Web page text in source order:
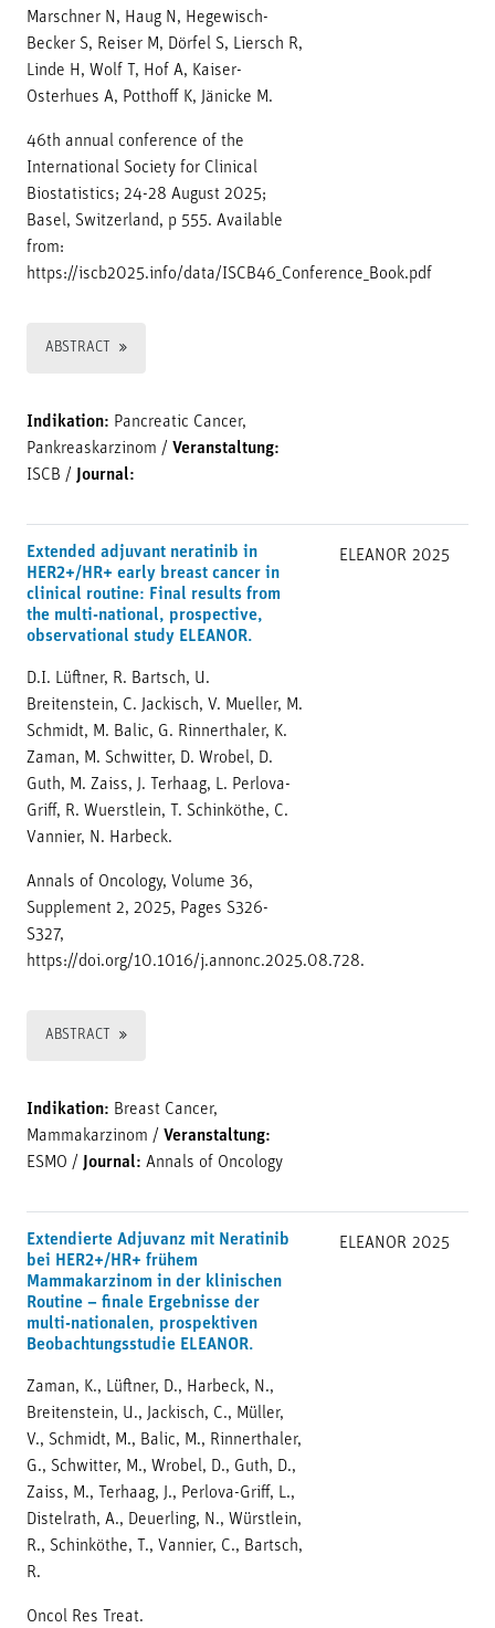
Marschner N, Haug N, Hegewisch-
Becker S, Reiser M, Dörfel S, Liersch R,
Linde H, Wolf T, Hof A, Kaiser-
Osterhues A, Potthoff K, Jänicke M.
46th annual conference of the
International Society for Clinical
Biostatistics; 24-28 August 2025;
Basel, Switzerland, p 555. Available
from:
https://iscb2025.info/data/ISCB46_Conference_Book.pdf
ABSTRACT
Indikation: Pancreatic Cancer,
Pankreaskarzinom / Veranstaltung:
ISCB / Journal:
Extended adjuvant neratinib in
HER2+/HR+ early breast cancer in
clinical routine: Final results from
the multi-national, prospective,
observational study ELEANOR.
D.I. Lüftner, R. Bartsch, U.
Breitenstein, C. Jackisch, V. Mueller, M.
Schmidt, M. Balic, G. Rinnerthaler, K.
Zaman, M. Schwitter, D. Wrobel, D.
Guth, M. Zaiss, J. Terhaag, L. Perlova-
Griff, R. Wuerstlein, T. Schinköthe, C.
Vannier, N. Harbeck.
Annals of Oncology, Volume 36,
Supplement 2, 2025, Pages S326-
S327,
https://doi.org/10.1016/j.annonc.2025.08.728.
ABSTRACT
Indikation: Breast Cancer,
Mammakarzinom / Veranstaltung:
ESMO / Journal: Annals of Oncology
ELEANOR 2025
Extendierte Adjuvanz mit Neratinib
bei HER2+/HR+ frühem
Mammakarzinom in der klinischen
Routine – finale Ergebnisse der
multi-nationalen, prospektiven
Beobachtungsstudie ELEANOR.
Zaman, K., Lüftner, D., Harbeck, N.,
Breitenstein, U., Jackisch, C., Müller,
V., Schmidt, M., Balic, M., Rinnerthaler,
G., Schwitter, M., Wrobel, D., Guth, D.,
Zaiss, M., Terhaag, J., Perlova-Griff, L.,
Distelrath, A., Deuerling, N., Würstlein,
R., Schinköthe, T., Vannier, C., Bartsch,
R.
Oncol Res Treat.
ELEANOR 2025